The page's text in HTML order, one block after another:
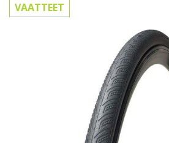
VAATTEET